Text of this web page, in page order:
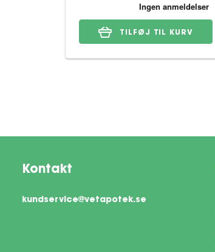
TILFØJ TIL KURV
Kontakt
kundservice@vetapotek.se